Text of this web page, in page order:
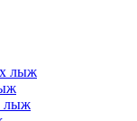
лыж
лыж